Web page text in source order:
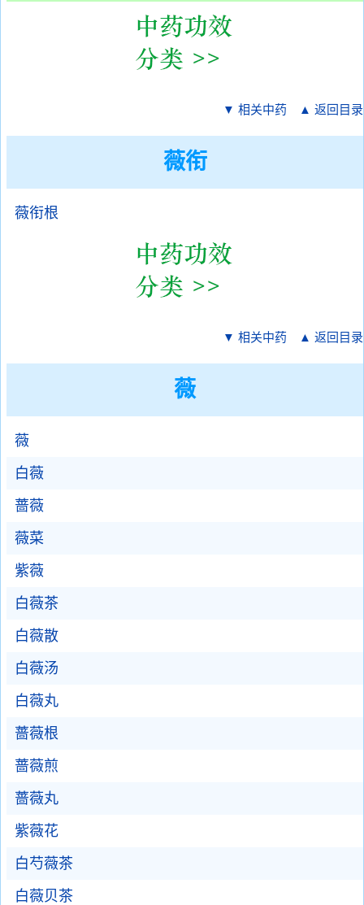
▼ 相关中药 ▲ 返回目录
薇衔
薇衔根
▼ 相关中药 ▲ 返回目录
薇
薇
白薇
蔷薇
薇菜
紫薇
白薇茶
白薇散
白薇汤
白薇丸
蔷薇根
蔷薇煎
蔷薇丸
紫薇花
白芍薇茶
白薇贝茶